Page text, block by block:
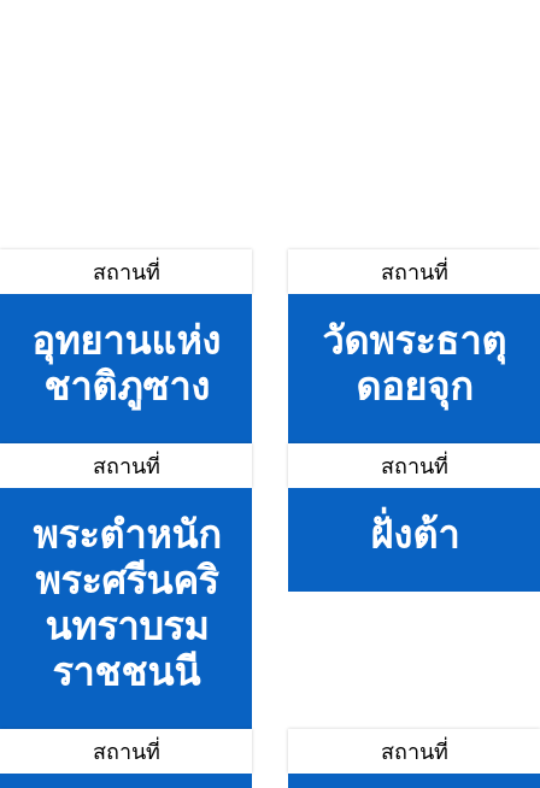
สถานที่
อุทยานแห่ง
ชาติภูซาง
สถานที่
วัดพระธาตุ
ดอยจุก
สถานที่
พระตำหนัก
พระศรีนคริ
นทราบรม
ราชชนนี
สถานที่
ฝั่งต้า
สถานที่ สถานที่